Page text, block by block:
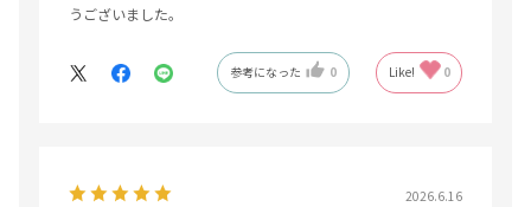
うございました。
参考になった 0 Like! 0
2026.6.16